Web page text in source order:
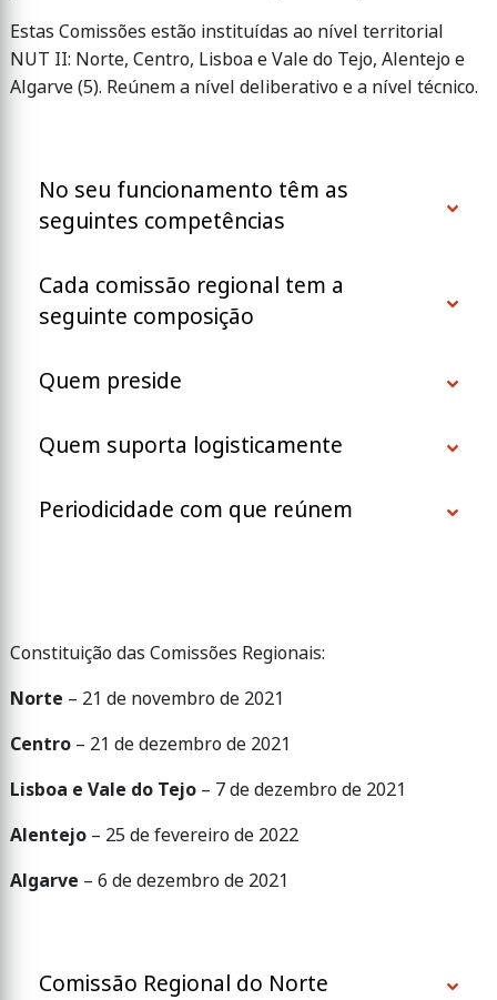
Estas Comissões estão instituídas ao nível territorial
NUT II: Norte, Centro, Lisboa e Vale do Tejo, Alentejo e
Algarve (5). Reúnem a nível deliberativo e a nível técnico.
No seu funcionamento têm as
seguintes competências
Cada comissão regional tem a
seguinte composição
Quem preside
Quem suporta logisticamente
Periodicidade com que reúnem
Constituição das Comissões Regionais:
Norte – 21 de novembro de 2021
Centro – 21 de dezembro de 2021
Lisboa e Vale do Tejo – 7 de dezembro de 2021
Alentejo – 25 de fevereiro de 2022
Algarve – 6 de dezembro de 2021
Comissão Regional do Norte